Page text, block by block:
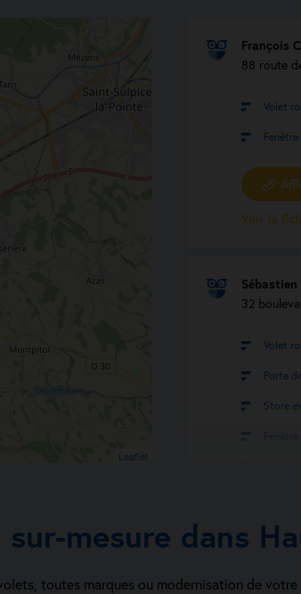
Leaflet
François
88 route
Volet
Voir la
Sébastien
32
Volet
Porte
Store
Persienne
mesure dans
toutes marques ou modernisation de